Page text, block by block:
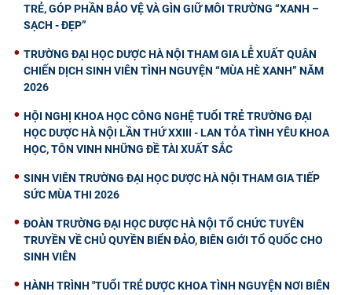
TRẺ, GÓP PHẦN BẢO VỆ VÀ GÌN GIỮ MÔI TRƯỜNG “XANH –
SẠCH - ĐẸP”
TRƯỜNG ĐẠI HỌC DƯỢC HÀ NỘI THAM GIA LỄ XUẤT QUÂN
CHIẾN DỊCH SINH VIÊN TÌNH NGUYỆN “MÙA HÈ XANH” NĂM
2026
HỘI NGHỊ KHOA HỌC CÔNG NGHỆ TUỔI TRẺ TRƯỜNG ĐẠI
HỌC DƯỢC HÀ NỘI LẦN THỨ XXIII - LAN TỎA TÌNH YÊU KHOA
HỌC, TÔN VINH NHỮNG ĐỀ TÀI XUẤT SẮC
SINH VIÊN TRƯỜNG ĐẠI HỌC DƯỢC HÀ NỘI THAM GIA TIẾP
SỨC MÙA THI 2026
ĐOÀN TRƯỜNG ĐẠI HỌC DƯỢC HÀ NỘI TỔ CHỨC TUYÊN
TRUYỀN VỀ CHỦ QUYỀN BIỂN ĐẢO, BIÊN GIỚI TỔ QUỐC CHO
SINH VIÊN
HÀNH TRÌNH "TUỔI TRẺ DƯỢC KHOA TÌNH NGUYỆN NƠI BIÊN